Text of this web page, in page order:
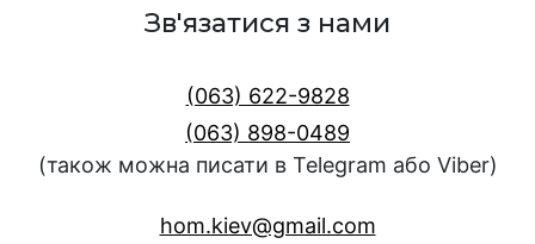
Зв'язатися з нами
(063) 622-9828
(063) 898-0489
(також можна писати в Telegram або Viber)
hom.kiev@gmail.com